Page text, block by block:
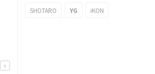
SHOTARO YG iKON